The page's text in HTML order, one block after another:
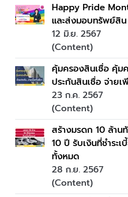
Happy Pride
และส่งมอบทรัพย์สิน
12 มิ.ย. 2567
(Content)
คุ้มครองสินเชื่อ คุ้ม
ประกันสินเชื่อ จ่าย
23 ก.ค. 2567
(Content)
สร้างมรดก 10 ล้าน
10 ปี รับเงินที่ชำระ
ทั้งหมด
28 ก.ย. 2567
(Content)